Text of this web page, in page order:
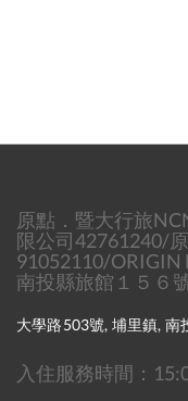
原點．暨大行旅
限公司42761240/
91052110/ORIGIN
南投縣旅館１５６
大學路503號, 埔里鎮, 南
入住服務時間：